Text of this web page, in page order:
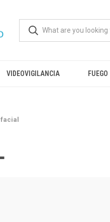
VIDEOVIGILANCIA FUEGO